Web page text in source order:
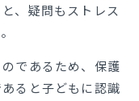
、疑問もストレス
であるため、保護
ると子どもに認識